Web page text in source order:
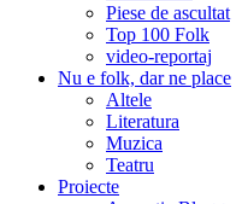
Piese de ascultat
Top 100 Folk
video-reportaj
Nu e folk, dar ne place
Altele
Literatura
Muzica
Teatru
Proiecte